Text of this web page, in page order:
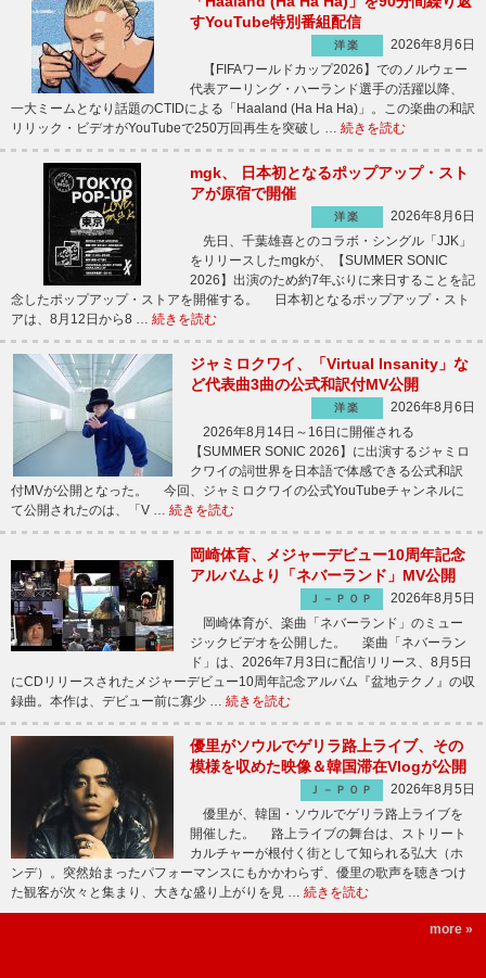
すYouTube特別番組配信
洋楽
2026年8月6日
【FIFAワールドカップ2026】でのノルウェー
代表アーリング・ハーランド選手の活躍以降、
一大ミームとなり話題のCTIDによる「Haaland (Ha Ha Ha)」。この楽曲の和訳
リリック・ビデオがYouTubeで250万回再生を突破し … 続きを読む
mgk、 日本初となるポップアップ・スト
アが原宿で開催
洋楽
2026年8月6日
先日、千葉雄喜とのコラボ・シングル「JJK」
をリリースしたmgkが、【SUMMER SONIC
2026】出演のため約7年ぶりに来日することを記
念したポップアップ・ストアを開催する。 日本初となるポップアップ・スト
アは、8月12日から8 … 続きを読む
ジャミロクワイ、「Virtual Insanity」な
ど代表曲3曲の公式和訳付MV公開
洋楽
2026年8月6日
2026年8月14日～16日に開催される
【SUMMER SONIC 2026】に出演するジャミロ
クワイの詞世界を日本語で体感できる公式和訳
付MVが公開となった。 今回、ジャミロクワイの公式YouTubeチャンネルに
て公開されたのは、「V … 続きを読む
岡崎体育、メジャーデビュー10周年記念
アルバムより「ネバーランド」MV公開
Ｊ－ＰＯＰ
2026年8月5日
岡崎体育が、楽曲「ネバーランド」のミュー
ジックビデオを公開した。 楽曲「ネバーラン
ド」は、2026年7月3日に配信リリース、8月5日
にCDリリースされたメジャーデビュー10周年記念アルバム『盆地テクノ』の収
録曲。本作は、デビュー前に寡少 … 続きを読む
優里がソウルでゲリラ路上ライブ、その
模様を収めた映像＆韓国滞在Vlogが公開
Ｊ－ＰＯＰ
2026年8月5日
優里が、韓国・ソウルでゲリラ路上ライブを
開催した。 路上ライブの舞台は、ストリート
カルチャーが根付く街として知られる弘大（ホ
ンデ）。突然始まったパフォーマンスにもかかわらず、優里の歌声を聴きつけ
た観客が次々と集まり、大きな盛り上がりを見 … 続きを読む
more »